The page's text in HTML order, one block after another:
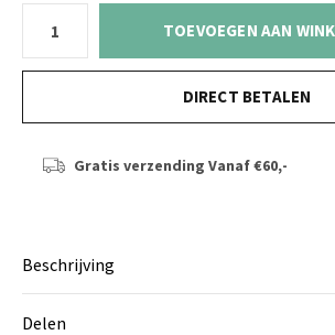
TOEVOEGEN AAN
DIRECT BETALEN
Gratis verzending Vanaf €60,-
Beschrijving
Delen